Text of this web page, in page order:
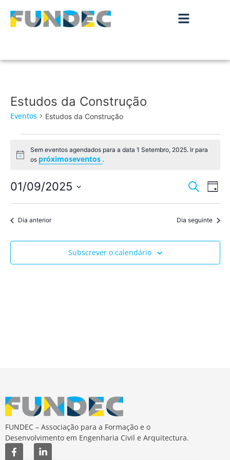
Estudos da Construção
Eventos Estudos da Construção
Aviso
Sem eventos agendados para a data 1 Setembro, 2025. Ir para
os próximoseventos .
de
e
Pesquisar
de
de
Dia
01/09/2025
a
data.Dia anterior Dia seguinte
Subscrever o calendário
FUNDEC – Associação para a Formação e o
Desenvolvimento em Engenharia Civil e Arquitectura.